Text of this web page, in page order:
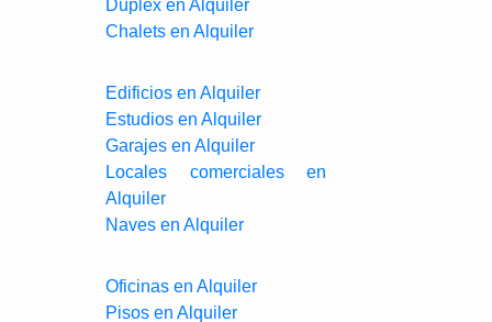
Duplex en Alquiler
Chalets en Alquiler
Edificios en Alquiler
Estudios en Alquiler
Garajes en Alquiler
Locales comerciales en
Alquiler
Naves en Alquiler
Oficinas en Alquiler
Pisos en Alquiler